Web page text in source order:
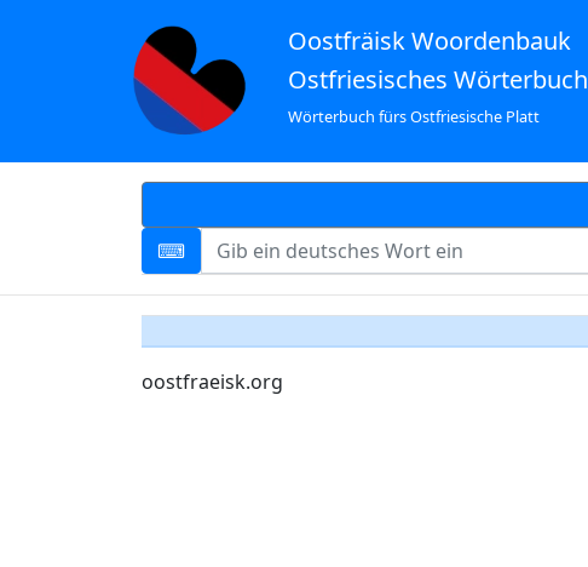
Oostfräisk Woordenbauk
Ostfriesisches Wörterbuch
Wörterbuch fürs Ostfriesische Platt
oostfraeisk.org